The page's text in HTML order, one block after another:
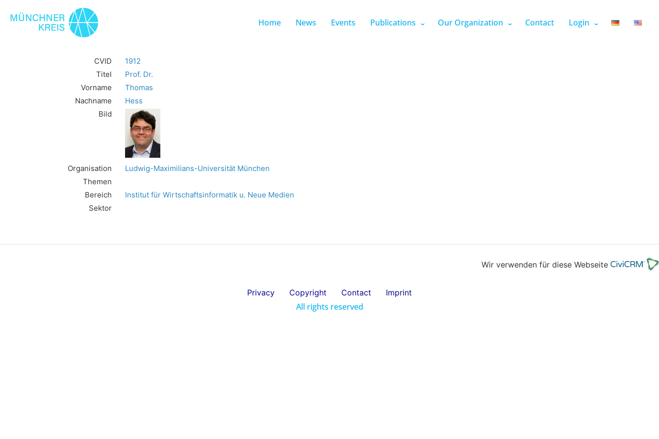
Home News Events Publications Our Organization Contact Login
CVID
1912
Titel
Prof. Dr.
Vorname
Thomas
Nachname
Hess
Bild
Organisation
Ludwig-Maximilians-Universität München
Themen
Bereich
Institut für Wirtschaftsinformatik u. Neue Medien
Sektor
Wir verwenden für diese Webseite
Privacy Copyright Contact Imprint
All rights reserved